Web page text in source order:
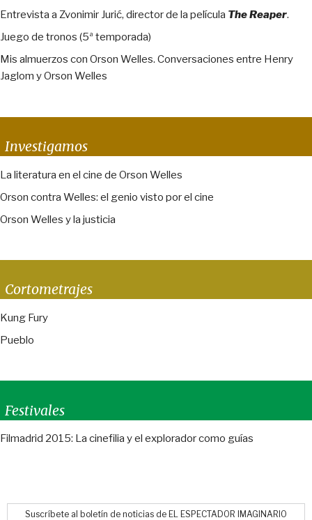
Entrevista a Zvonimir Jurić, director de la película The Reaper.
Juego de tronos (5ª temporada)
Mis almuerzos con Orson Welles. Conversaciones entre Henry
Jaglom y Orson Welles
Investigamos
La literatura en el cine de Orson Welles
Orson contra Welles: el genio visto por el cine
Orson Welles y la justicia
Cortometrajes
Kung Fury
Pueblo
Festivales
Filmadrid 2015: La cinefilia y el explorador como guías
Suscríbete al boletín de noticias de EL ESPECTADOR IMAGINARIO